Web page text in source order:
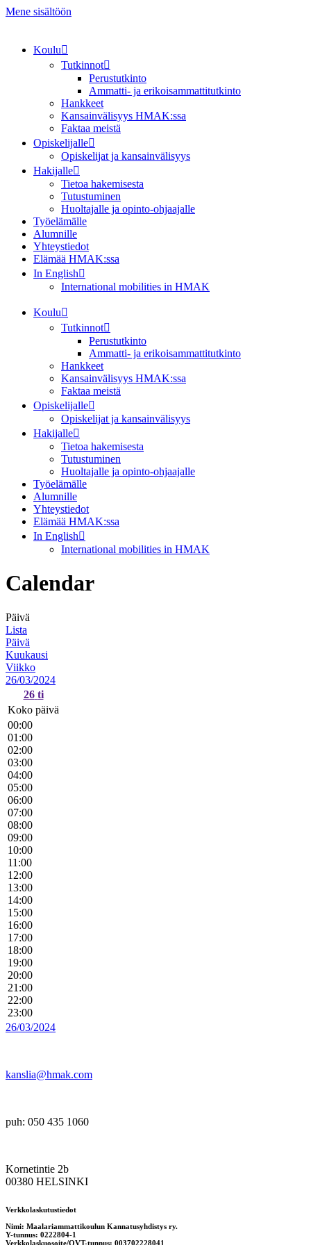
Mene sisältöön
Koulu
Tutkinnot
Perustutkinto
Ammatti- ja erikoisammattitutkinto
Hankkeet
Kansainvälisyys HMAK:ssa
Faktaa meistä
Opiskelijalle
Opiskelijat ja kansainvälisyys
Hakijalle
Tietoa hakemisesta
Tutustuminen
Huoltajalle ja opinto-ohjaajalle
Työelämälle
Alumnille
Yhteystiedot
Elämää HMAK:ssa
In English
International mobilities in HMAK
Koulu
Tutkinnot
Perustutkinto
Ammatti- ja erikoisammattitutkinto
Hankkeet
Kansainvälisyys HMAK:ssa
Faktaa meistä
Opiskelijalle
Opiskelijat ja kansainvälisyys
Hakijalle
Tietoa hakemisesta
Tutustuminen
Huoltajalle ja opinto-ohjaajalle
Työelämälle
Alumnille
Yhteystiedot
Elämää HMAK:ssa
In English
International mobilities in HMAK
Calendar
Päivä
Lista
Päivä
Kuukausi
Viikko
26/03/2024
26 ti
Koko päivä
00:00
01:00
02:00
03:00
04:00
05:00
06:00
07:00
08:00
09:00
10:00
11:00
12:00
13:00
14:00
15:00
16:00
17:00
18:00
19:00
20:00
21:00
22:00
23:00
26/03/2024
kanslia@hmak.com
puh: 050 435 1060
Kornetintie 2b
00380 HELSINKI
Verkkolaskutustiedot
Nimi: Maalariammattikoulun Kannatusyhdistys ry.
Y-tunnus: 0222804-1
Verkkolaskuosoite/OVT-tunnus: 003702228041